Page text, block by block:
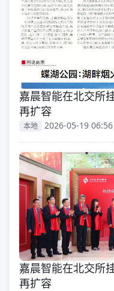
嘉晨智能在北交所
再扩容
本地 2026-05-19 06:56
嘉晨智能在北交所
再扩容